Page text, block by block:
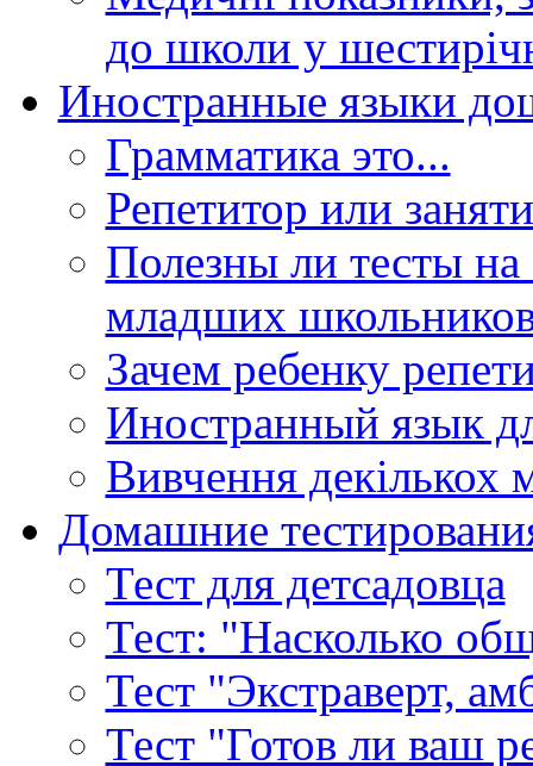
до школи у
Иностранные языки
Грамматика это...
Репетитор или
Полезны ли тесты на
младших
Зачем ребенку
Иностранный язык
Вивчення декількох
Домашние
Тест для детсадовца
Тест: "Насколько
Тест "Экстраверт,
Тест "Готов ли ваш